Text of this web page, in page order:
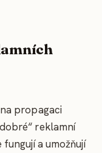
propagaci
reklamní
a umožňují